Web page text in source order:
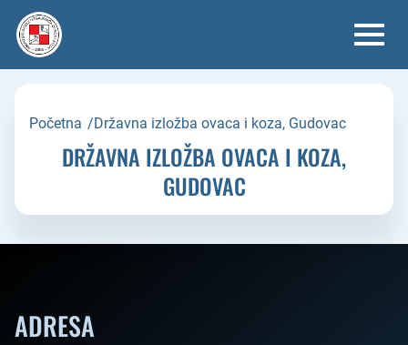
content
Početna /Državna izložba ovaca i koza, Gudovac
DRŽAVNA IZLOŽBA OVACA I KOZA,
GUDOVAC
ADRESA